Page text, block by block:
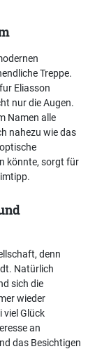
Treppe.
Eliasson
nur die Augen.
Namen alle
nahezu wie das
könnte, sorgt für
denn
Natürlich
sich die
wieder
viel Glück
an
das Besichtigen